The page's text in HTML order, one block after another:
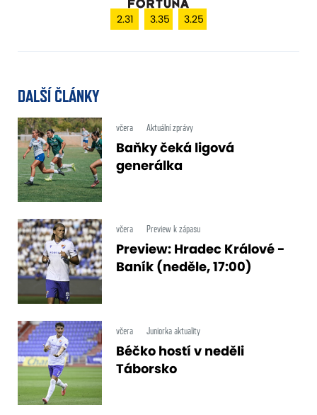
2.31 3.35 3.25
DALŠÍ ČLÁNKY
včera Aktuální zprávy
Baňky čeká ligová
generálka
včera Preview k zápasu
Preview: Hradec Králové -
Baník (neděle, 17:00)
včera Juniorka aktuality
Béčko hostí v neděli
Táborsko